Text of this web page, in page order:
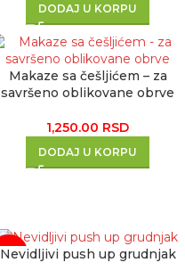
DODAJ U KORPU
Makaze sa češljićem – za
savršeno oblikovane obrve
1,250.00 RSD
DODAJ U KORPU
-44%
Nevidljivi push up grudnjak